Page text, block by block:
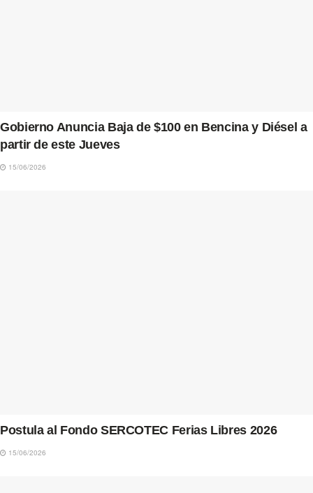
Gobierno Anuncia Baja de $100 en Bencina y Diésel a
partir de este Jueves
15/06/2026
Postula al Fondo SERCOTEC Ferias Libres 2026
15/06/2026